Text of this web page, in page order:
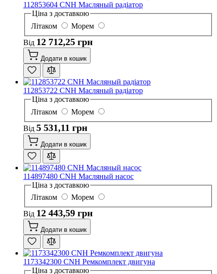
112853604 CNH Масляный радіатор
Ціна з доставкою
Літаком
Морем
Від 12 712,25 грн
Додати в кошик
112853722 CNH Масляный радіатор
Ціна з доставкою
Літаком
Морем
Від 5 531,11 грн
Додати в кошик
114897480 CNH Масляный насос
Ціна з доставкою
Літаком
Морем
Від 12 443,59 грн
Додати в кошик
1173342300 CNH Ремкомплект двигуна
Ціна з доставкою